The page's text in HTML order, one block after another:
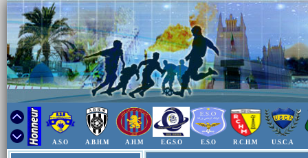
A.S.O A.B.H.M A.H.M E.G.S.O E.S.O R.C.H.M U.S.C.A